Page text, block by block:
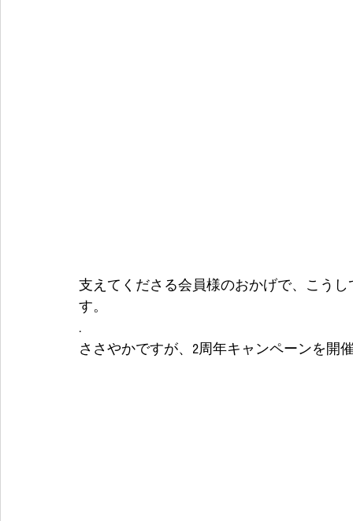
支えてくださる会員様のおかげで、こう
す。
.
ささやかですが、2周年キャンペーンを開